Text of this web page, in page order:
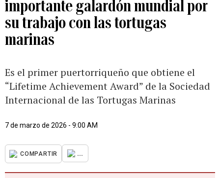
importante galardón mundial por
su trabajo con las tortugas
marinas
Es el primer puertorriqueño que obtiene el
“Lifetime Achievement Award” de la Sociedad
Internacional de las Tortugas Marinas
7 de marzo de 2026 - 9:00 AM
COMPARTIR ...